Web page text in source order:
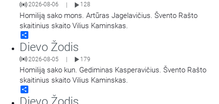
2026-08-06 128
Homiliją sako mons. Artūras Jagelavičius. Švento Rašto
skaitinius skaito Vilius Kaminskas.
Dievo Žodis
2026-08-05 179
Homiliją sako kun. Gediminas Kasperavičius. Švento Rašto
skaitinius skaito Vilius Kaminskas.